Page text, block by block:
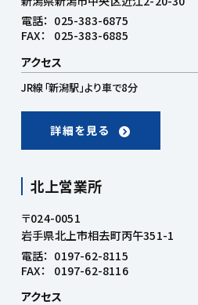
電話： 025-383-6875
FAX：
025-383-6885
アクセス
JR線「新潟駅」より車で8分
詳細を見る
北上営業所
〒024-0051
岩手県北上市相去町丙午351-1
電話： 0197-62-8115
FAX：
0197-62-8116
アクセス